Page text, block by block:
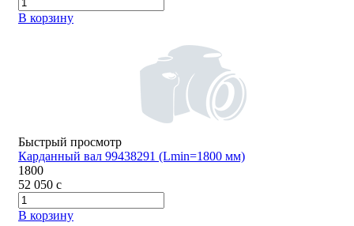
В корзину
Быстрый просмотр
Карданный вал 99438291 (Lmin=1800 мм)
1800
52 050 c
В корзину